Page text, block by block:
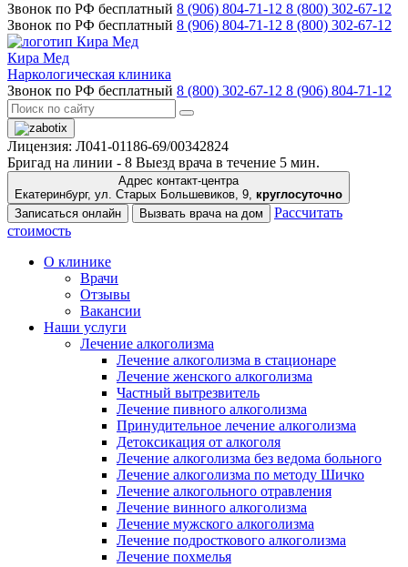
Звонок по РФ бесплатный 8 (906) 804-71-12 8 (800) 302-67-12
Звонок по РФ бесплатный 8 (906) 804-71-12 8 (800) 302-67-12
Кира Мед
Наркологическая клиника
Звонок по РФ бесплатный 8 (800) 302-67-12 8 (906) 804-71-12
Лицензия: Л041-01186-69/00342824
Бригад на линии - 8 Выезд врача в течение 5 мин.
Адрес контакт-центра
Екатеринбург, ул. Старых Большевиков, 9, круглосуточно
Записаться онлайн
Вызвать врача на дом
Рассчитать
стоимость
О клинике
Врачи
Отзывы
Вакансии
Наши услуги
Лечение алкоголизма
Лечение алкоголизма в стационаре
Лечение женского алкоголизма
Частный вытрезвитель
Лечение пивного алкоголизма
Принудительное лечение алкоголизма
Детоксикация от алкоголя
Лечение алкоголизма без ведома больного
Лечение алкоголизма по методу Шичко
Лечение алкогольного отравления
Лечение винного алкоголизма
Лечение мужского алкоголизма
Лечение подросткового алкоголизма
Лечение похмелья